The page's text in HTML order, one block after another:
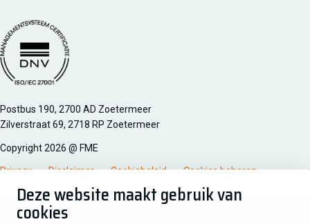
Deze website maakt gebruik van
cookies
Managementsyteem certificatie DNV iso/iec 27001
Postbus 190, 2700 AD Zoetermeer
Zilverstraat 69, 2718 RP Zoetermeer
Copyright 2026 @ FME
Privacy Disclaimer Cookiebeleid Cookies beheren